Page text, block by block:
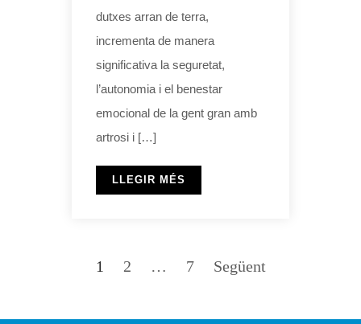
dutxes arran de terra,
incrementa de manera
significativa la seguretat,
l’autonomia i el benestar
emocional de la gent gran amb
artrosi i […]
LLEGIR MÉS
1 2 … 7 Següent